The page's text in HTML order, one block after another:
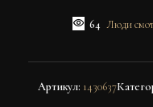
64 Люди
Артикул: 1430637